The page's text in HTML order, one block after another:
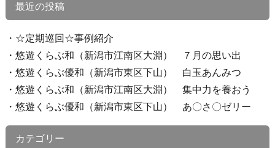
最近の投稿
☆定期巡回☆事例紹介
悠遊くらぶ和（新潟市江南区大淵） ７月の思い出
悠遊くらぶ優和（新潟市東区下山） 白玉あんみつ
悠遊くらぶ和（新潟市江南区大淵） 集中力を養おう
悠遊くらぶ優和（新潟市東区下山） あ〇さ〇ゼリー
カテゴリー